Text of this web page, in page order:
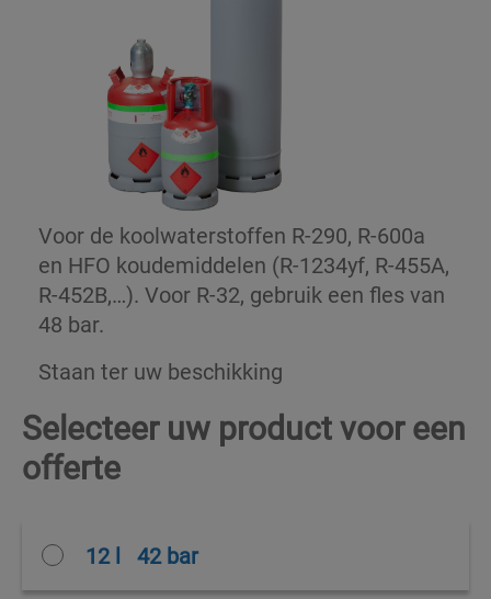
Voor de koolwaterstoffen R-290, R-600a
en HFO koudemiddelen (R-1234yf, R-455A,
R-452B,…). Voor R-32, gebruik een fles van
48 bar.
Staan ter uw beschikking
Selecteer uw product voor een
offerte
12 l 42 bar